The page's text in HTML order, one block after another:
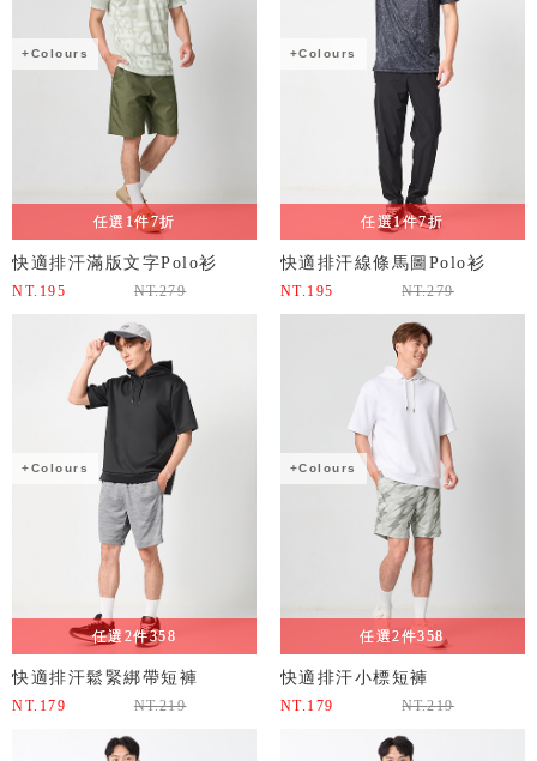
+Colours
任選1件7折
快適排汗滿版文字Polo衫
NT. 195 NT.279
+Colours
任選1件7折
快適排汗線條馬圖Polo衫
NT. 195 NT.279
+Colours
任選2件358
快適排汗鬆緊綁帶短褲
NT. 179 NT.219
+Colours
任選2件358
快適排汗小標短褲
NT. 179 NT.219